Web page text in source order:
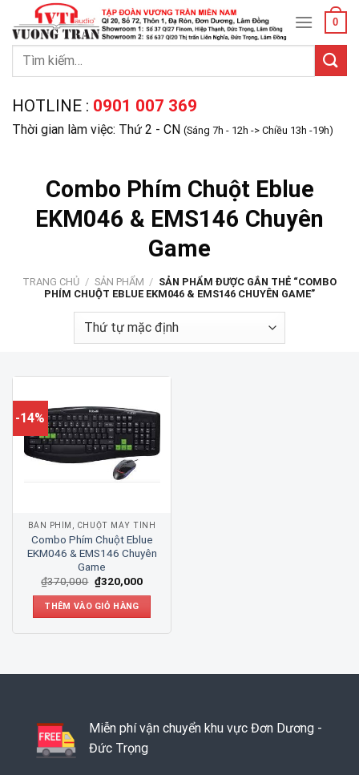
content
0
Tìm
HOTLINE : 0901 007 369
Thời gian làm việc: Thứ 2 - CN (Sáng 7h - 12h -> Chiều 13h -19h)
Combo Phím Chuột Eblue
EKM046 & EMS146 Chuyên
Game
TRANG CHỦ / SẢN PHẨM / SẢN PHẨM ĐƯỢC GẮN THẺ “COMBO
PHÍM CHUỘT EBLUE EKM046 & EMS146 CHUYÊN GAME”
-14%
BÀN PHÍM, CHUỘT MÁY TÍNH
Combo Phím Chuột Eblue
EKM046 & EMS146 Chuyên
Game
₫370,000 ₫320,000
THÊM VÀO GIỎ HÀNG
Miễn phí vận chuyển khu vực Đơn Dương -
Đức Trọng